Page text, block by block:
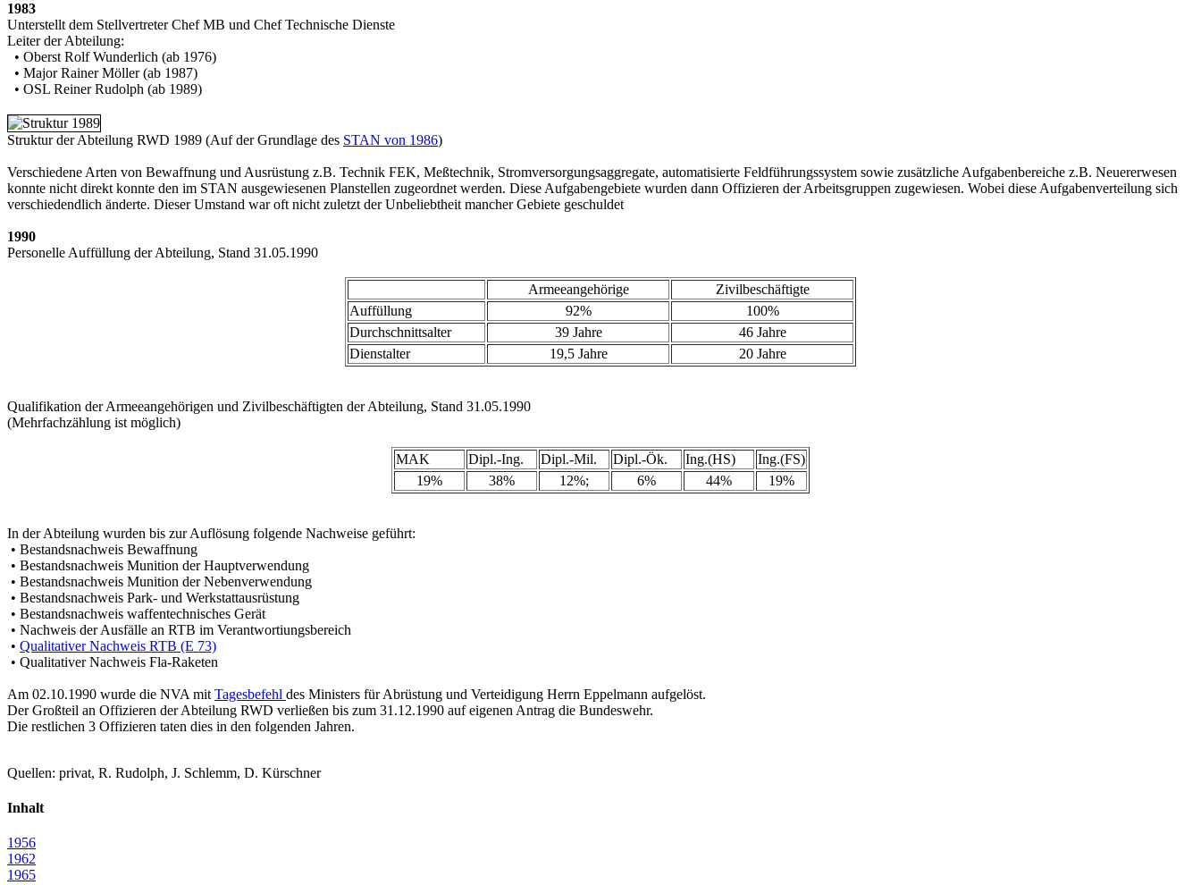
1983
Unterstellt dem Stellvertreter Chef MB und Chef Technische Dienste
Leiter der Abteilung:
• Oberst Rolf Wunderlich (ab 1976)
• Major Rainer Möller (ab 1987)
• OSL Reiner Rudolph (ab 1989)
Struktur der Abteilung RWD 1989 (Auf der Grundlage des STAN von 1986)
Verschiedene Arten von Bewaffnung und Ausrüstung z.B. Technik FEK, Meßtechnik, Stromversorgungsaggregate, automatisierte Feldführungssystem sowie zusätzliche Aufgabenbereiche z.B. Neuererwesen
konnte nicht direkt konnte den im STAN ausgewiesenen Planstellen zugeordnet werden. Diese Aufgabengebiete wurden dann Offizieren der Arbeitsgruppen zugewiesen. Wobei diese Aufgabenverteilung sich
verschiedendlich änderte. Dieser Umstand war oft nicht zuletzt der Unbeliebtheit mancher Gebiete geschuldet
1990
Personelle Auffüllung der Abteilung, Stand 31.05.1990
Armeeangehörige
Zivilbeschäftigte
Auffüllung
92%
100%
Durchschnittsalter
39 Jahre
46 Jahre
Dienstalter
19,5 Jahre 20 Jahre
Qualifikation der Armeeangehörigen und Zivilbeschäftigten der Abteilung, Stand 31.05.1990
(Mehrfachzählung ist möglich)
MAK Dipl.-Ing. Dipl.-Mil. Dipl.-Ök. Ing.(HS)
Ing.(FS)
19%
38% 12%; 6% 44% 19%
In der Abteilung wurden bis zur Auflösung folgende Nachweise geführt:
• Bestandsnachweis Bewaffnung
• Bestandsnachweis Munition der Hauptverwendung
• Bestandsnachweis Munition der Nebenverwendung
• Bestandsnachweis Park- und Werkstattausrüstung
• Bestandsnachweis waffentechnisches Gerät
• Nachweis der Ausfälle an RTB im Verantwortiungsbereich
• Qualitativer Nachweis RTB (E 73)
• Qualitativer Nachweis Fla-Raketen
Am 02.10.1990 wurde die NVA mit Tagesbefehl des Ministers für Abrüstung und Verteidigung Herrn Eppelmann aufgelöst.
Der Großteil an Offizieren der Abteilung RWD verließen bis zum 31.12.1990 auf eigenen Antrag die Bundeswehr.
Die restlichen 3 Offizieren taten dies in den folgenden Jahren.
Quellen: privat, R. Rudolph, J. Schlemm, D. Kürschner
Inhalt
1956
1962
1965